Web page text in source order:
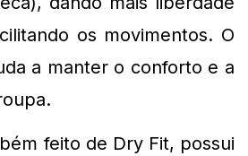
os movimentos. O
a manter o conforto e a
feito de Dry Fit, possui